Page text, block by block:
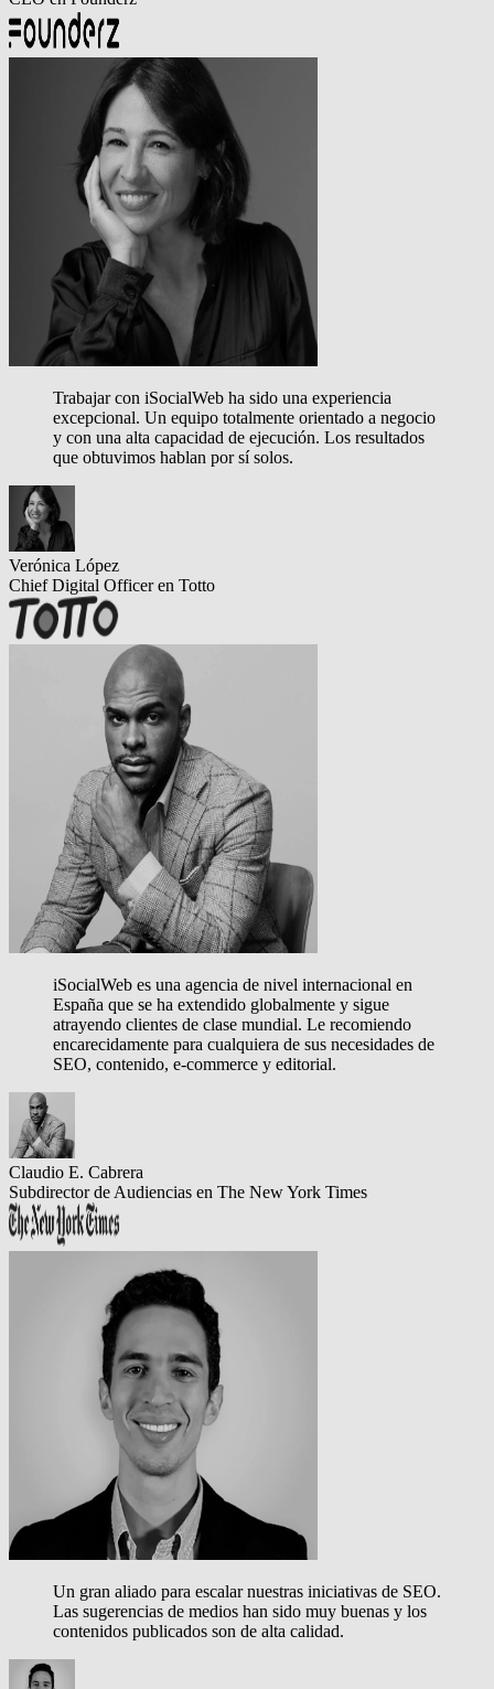
Trabajar con iSocialWeb ha sido una experiencia
excepcional. Un equipo totalmente orientado a negocio
y con una alta capacidad de ejecución. Los resultados
que obtuvimos hablan por sí solos.
Verónica López
Chief Digital Officer en Totto
iSocialWeb es una agencia de nivel internacional en
España que se ha extendido globalmente y sigue
atrayendo clientes de clase mundial. Le recomiendo
encarecidamente para cualquiera de sus necesidades de
SEO, contenido, e-commerce y editorial.
Claudio E. Cabrera
Subdirector de Audiencias en The New York Times
Un gran aliado para escalar nuestras iniciativas de SEO.
Las sugerencias de medios han sido muy buenas y los
contenidos publicados son de alta calidad.